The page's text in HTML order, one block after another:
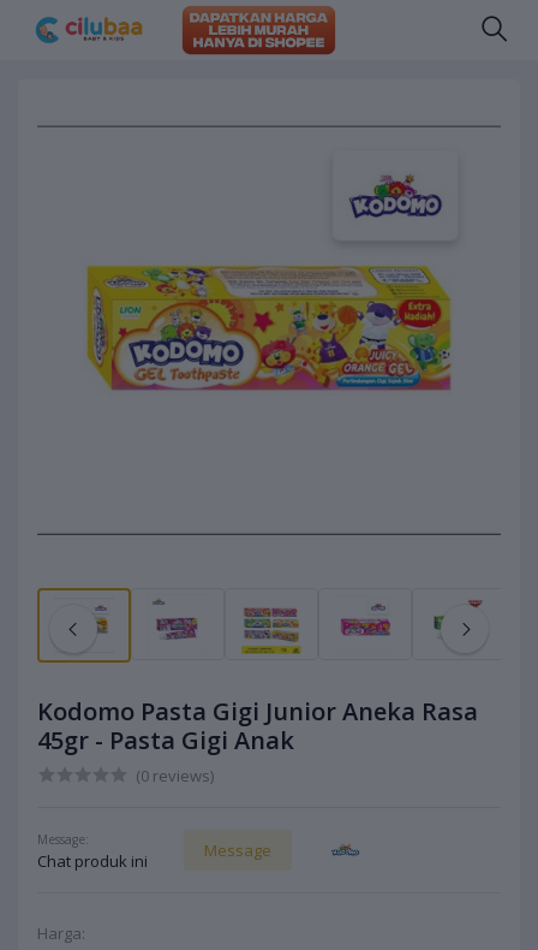
Kodomo Pasta Gigi Junior Aneka Rasa
45gr - Pasta Gigi Anak
(0 reviews)
Message:
Chat produk ini
Message
Harga: